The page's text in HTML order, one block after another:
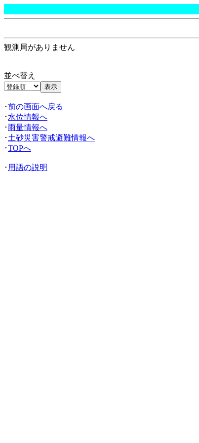
観測局がありません
並べ替え
･前の画面へ戻る
･ 水位情報へ
･雨量情報へ
･ 土砂災害警戒避難情報へ
･TOPへ
･ 用語の説明